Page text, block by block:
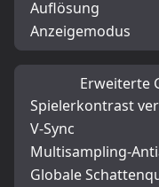
Auflösung
Anzeigemodus
Erweiterte
Spielerkontrast
V-Sync
Multisampling-
Globale